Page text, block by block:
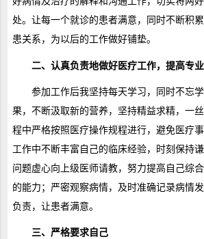
处。让每一个就诊的患者满意，同时不断积
患关系，为以后的工作做好铺垫。
二、认真负责地做好医疗工作，提高专
参加工作后我坚持每天学习，同时不忘
果，不断汲取新的营养，坚持精益求精，一
程中严格按照医疗操作规程进行，避免医疗
工作中不断丰富自己的临床经验，时刻保持
问题虚心向上级医师请教，努力提高自己综
的能力；严密观察病情，及时准确记录病情
负责，让患者满意。
三、严格要求自己